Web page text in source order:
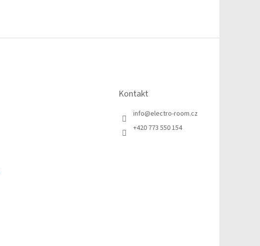
Kontakt
info@electro-room.cz
+420 773 550 154